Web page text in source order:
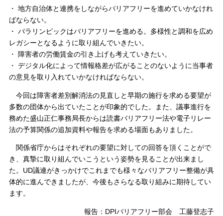
・ 地方自治体と連携をしながらバリアフリーを進めていかなけれ
ばならない。
・ パラリンピックはバリアフリーを進める。多様性と調和を広め
レガシーとなるように取り組んでいきたい。
・ 障害者の労働賃金の引き上げも考えていきたい。
・ デジタル化によって情報格差が広がることのないように当事者
の意見を取り入れていかなければならない。
今回は障害者差別解消法の見直しと早期の施行を求める要望が
多数の団体から出ていたことが印象的でした。また、議事進行を
務めた盛山正仁事務局長からは読書バリアフリー法や電子リレー
法の予算関係の追加資料や報告を求める場面もありました。
関係省庁からはそれぞれの要望に対しての回答を頂くことがで
き、真摯に取り組んでいこうという姿勢を見ることが出来まし
た。UD議連がきっかけでこれまでも様々なバリアフリー整備が具
体的に進んできましたが、今後もさらなる取り組みに期待してい
ます。
報告：DPIバリアフリー部会 工藤登志子